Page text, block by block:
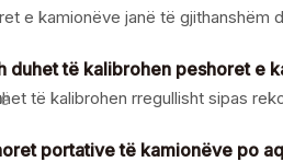
e kamionëve janë të gjithanshëm
duhet të kalibrohen peshoret e
të kalibrohen rregullisht sipas
portative të kamionëve po